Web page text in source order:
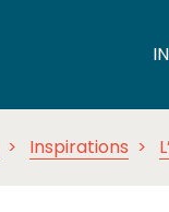
Inspirations